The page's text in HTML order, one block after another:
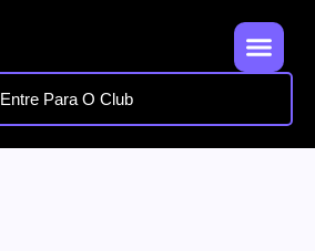
Entre Para O Club